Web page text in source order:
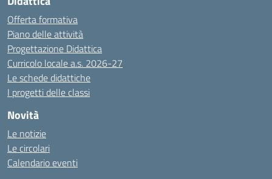
Offerta formativa
Piano delle attività
Progettazione Didattica
Curricolo locale a.s. 2026-27
Le schede didattiche
I progetti delle classi
Novità
Le notizie
Le circolari
Calendario eventi